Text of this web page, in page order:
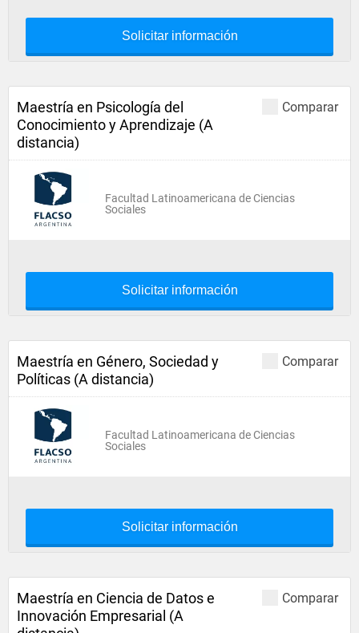
Solicitar información
Comparar
Maestría en Psicología del
Conocimiento y Aprendizaje (A
distancia)
Facultad Latinoamericana de Ciencias
Sociales
Solicitar información
Comparar
Maestría en Género, Sociedad y
Políticas (A distancia)
Facultad Latinoamericana de Ciencias
Sociales
Solicitar información
Comparar
Maestría en Ciencia de Datos e
Innovación Empresarial (A